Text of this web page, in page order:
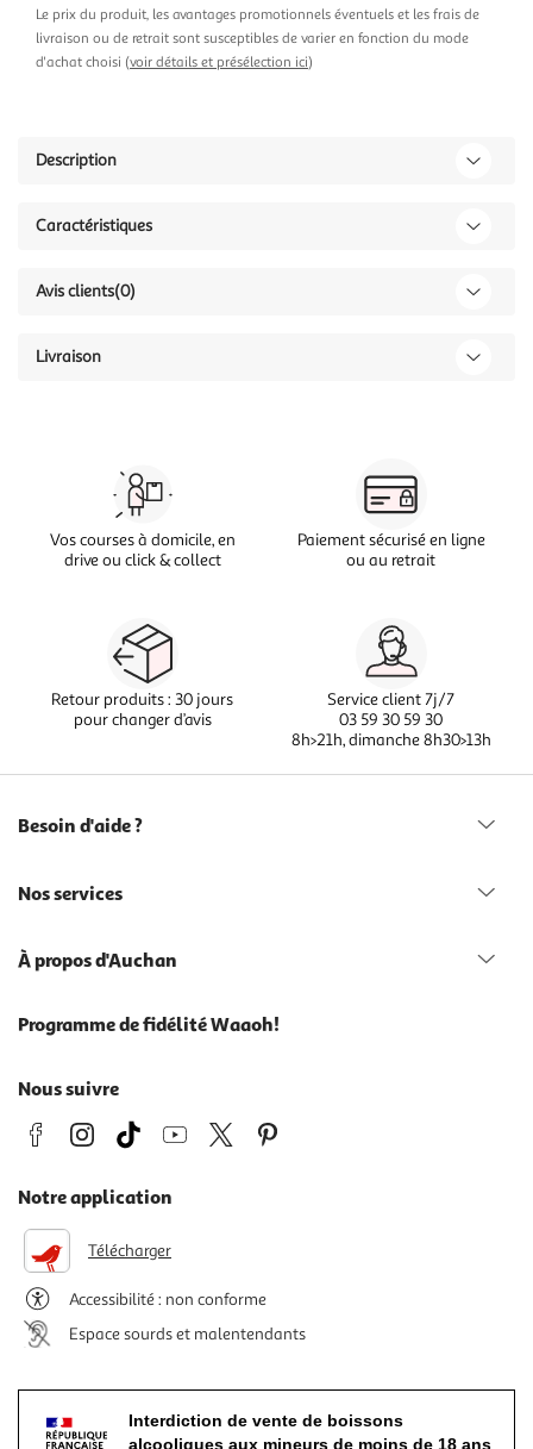
Le prix du produit, les avantages promotionnels éventuels et les frais de
livraison ou de retrait sont susceptibles de varier en fonction du mode
d'achat choisi (voir détails et présélection ici)
Description
Caractéristiques
Avis clients(0)
Livraison
Vos courses à domicile, en
drive ou click & collect
Paiement sécurisé en ligne
ou au retrait
Retour produits : 30 jours
pour changer d’avis
Service client 7j/7
03 59 30 59 30
8h>21h, dimanche 8h30>13h
Besoin d'aide ?
Nos services
À propos d'Auchan
Programme de fidélité Waaoh!
Nous suivre
Notre application
Télécharger
Accessibilité : non conforme
Espace sourds et malentendants
Interdiction de vente de boissons
alcooliques aux mineurs de moins de 18 ans